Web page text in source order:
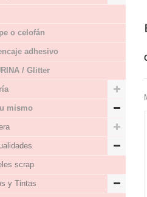
o celofán
adhesivo
/ Glitter
mismo
scrap
y Tintas